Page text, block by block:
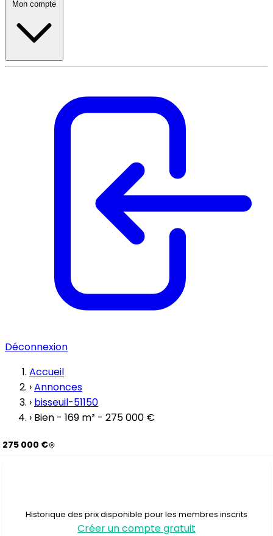
Mon compte
Déconnexion
Accueil
›Annonces
› bisseuil-51150
› Bien - 169 m² - 275 000 €
275 000 €
Historique des prix disponible pour les membres inscrits
Créer un compte gratuit